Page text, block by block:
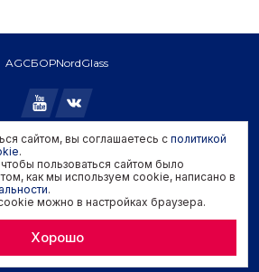
AGCБОРNordGlass
AGC. All rights reserved.
конфиденциальности
обработки файлов cookie
вопрос производителю
byGenisoft
сайтом, вы соглашаетесь с политикой
.
пользоваться сайтом было
как мы используем cookie, написано в
.
можно в настройках браузера.
Хорошо